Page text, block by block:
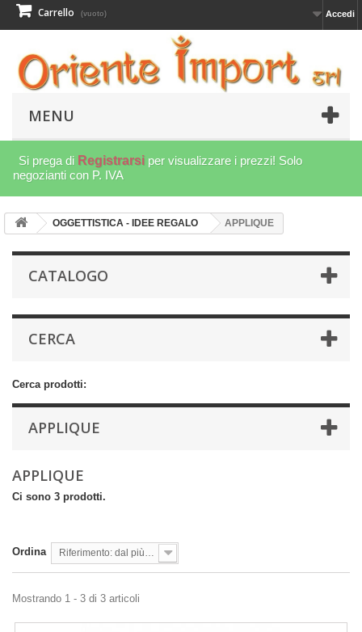
Accedi
Carrello (vuoto)
MENU
Si prega di Registrarsi per visualizzare i prezzi! Solo
negozianti con P. IVA
OGGETTISTICA - IDEE REGALO APPLIQUE
CATALOGO
CERCA
Cerca prodotti:
APPLIQUE
APPLIQUE
Ci sono 3 prodotti.
Ordina
Mostrando 1 - 3 di 3 articoli